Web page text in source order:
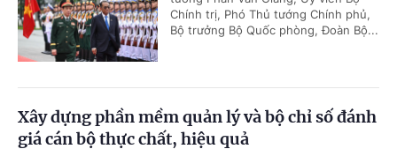
Chính trị, Phó Thủ tướng Chính phủ,
Bộ trưởng Bộ Quốc phòng, Đoàn Bộ...
Xây dựng phần mềm quản lý và bộ chỉ số đánh
giá cán bộ thực chất, hiệu quả